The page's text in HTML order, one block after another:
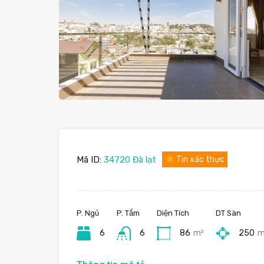
Mã ID: 34720 Đà lạt Tin xác thực
P. Ngủ
6
P. Tắm
6
Diện Tích
86 m²
DT Sàn
250